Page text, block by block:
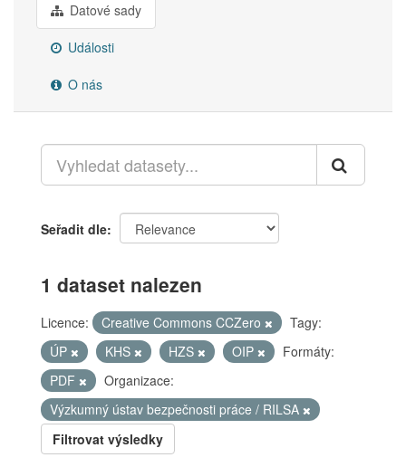
Datové sady
Události
O nás
Seřadit dle
1 dataset nalezen
Licence: Creative Commons CCZero
Tagy:
ÚP
KHS HZS OIP
Formáty:
PDF
Organizace:
Výzkumný ústav bezpečnosti práce / RILSA
Filtrovat výsledky